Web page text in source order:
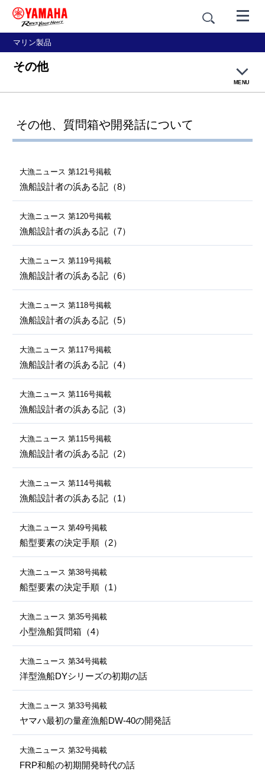
マリン製品
その他
MENU
釣り漁
網漁
養殖
篭壺漁・採貝藻
乗合船・観光船
その他、質問箱や開発話について
大漁ニュース 第121号掲載
漁船設計者の浜ある記（8）
大漁ニュース 第120号掲載
漁船設計者の浜ある記（7）
大漁ニュース 第119号掲載
漁船設計者の浜ある記（6）
大漁ニュース 第118号掲載
漁船設計者の浜ある記（5）
大漁ニュース 第117号掲載
漁船設計者の浜ある記（4）
大漁ニュース 第116号掲載
漁船設計者の浜ある記（3）
大漁ニュース 第115号掲載
漁船設計者の浜ある記（2）
大漁ニュース 第114号掲載
漁船設計者の浜ある記（1）
大漁ニュース 第49号掲載
船型要素の決定手順（2）
大漁ニュース 第38号掲載
船型要素の決定手順（1）
大漁ニュース 第35号掲載
小型漁船質問箱（4）
大漁ニュース 第34号掲載
洋型漁船DYシリーズの初期の話
大漁ニュース 第33号掲載
ヤマハ最初の量産漁船DW-40の開発話
大漁ニュース 第32号掲載
FRP和船の初期開発時代の話